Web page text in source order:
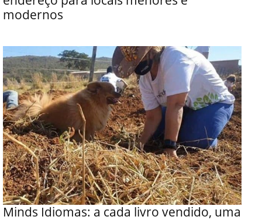
modernos
Minds Idiomas: a cada livro vendido, uma